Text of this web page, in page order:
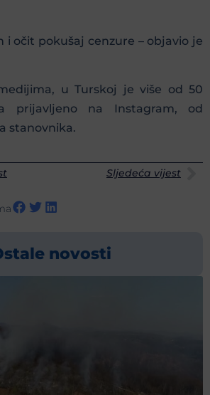
i očit pokušaj cenzure – objavio je
u Turskoj je više od 50
prijavljeno na Instagram, od
stanovnika.
Sljedeća vijest
novosti